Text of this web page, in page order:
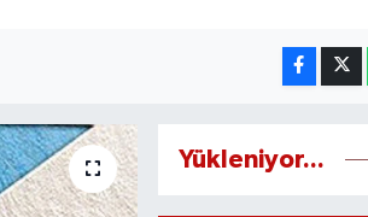
Yükleniyor...